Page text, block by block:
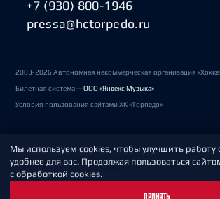
+7 (930) 800-1946
pressa@hctorpedo.ru
2003-2026 Автономная некоммерческая организация
Билетная система —ООО «Яндекс Музыка»
Условия пользования сайтами ХК «Торпедо»
Политика обработки персональных данных
Пользовательское соглашение
Мы используем cookies, чтобы улучшить работу
удобнее для вас. Продолжая пользоваться
с обработкой cookies.
ПРИНЯТЬ